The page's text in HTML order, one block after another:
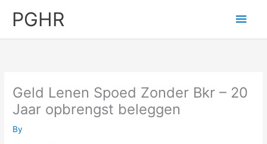
PGHR
Main
Geld Lenen Spoed Zonder Bkr – 20
Jaar opbrengst beleggen
By